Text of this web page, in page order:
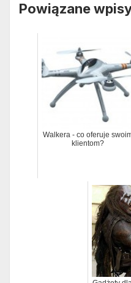
Powiązane
Walkera - co oferuje
klientom?